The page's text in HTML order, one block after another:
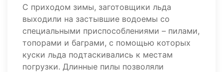
С приходом зимы, заготовщики льда
выходили на застывшие водоемы со
специальными приспособлениями – пилами,
топорами и баграми, с помощью которых
куски льда подтаскивались к местам
погрузки. Длинные пилы позволяли